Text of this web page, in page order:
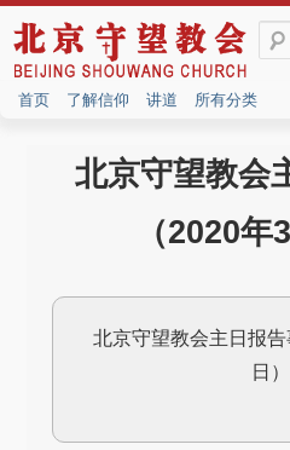
搜索
首页 了解信仰 讲道 所有分类
北京守望教会
（2020年
北京守望教会主日报
日）